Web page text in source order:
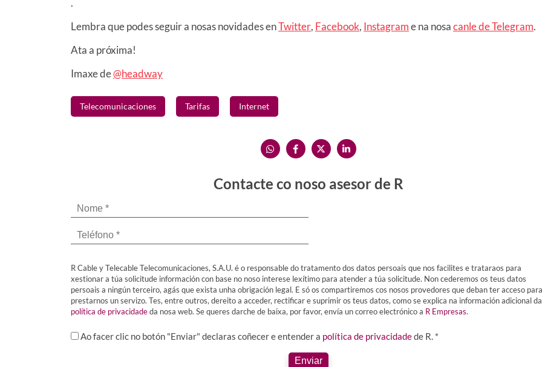
.
Lembra que podes seguir a nosas novidades enTwitter, Facebook, Instagrame na nosacanle de Telegram.
Ata a próxima!
Imaxe de@headway
Telecomunicaciones Tarifas Internet
Contacte co noso asesor de R
R Cable y Telecable Telecomunicaciones, S.A.U. é o responsable do tratamento dos datos persoais que nos facilites e trataraos para
xestionar a túa solicitude información con base no noso interese lexítimo para atender a túa solicitude. Non cederemos os teus datos
persoais a ningún terceiro, agás que exista unha obrigación legal. E só os compartiremos cos nosos provedores que deban ter acceso para
prestarnos un servizo. Tes, entre outros, dereito a acceder, rectificar e suprimir os teus datos, como se explica na información adicional da
política de privacidadeda nosa web. Se queres darche de baixa, por favor, envía un correo electrónico a R Empresas.
Ao facer clic no botón "Enviar" declaras coñecer e entender a política de privacidadede R. *
Enviar